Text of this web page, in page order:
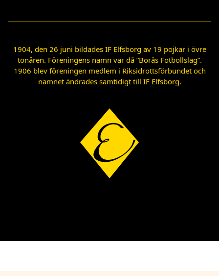
1904, den 26 juni bildades IF Elfsborg av 19 pojkar i övre
tonåren. Föreningens namn var då ”Borås Fotbollslag”.
1906 blev föreningen medlem i Riksidrottsförbundet och
namnet ändrades samtidigt till IF Elfsborg.